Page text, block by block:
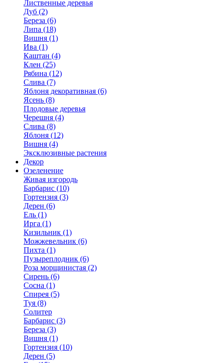
Лиственные деревья
Дуб (2)
Береза (6)
Липа (18)
Вишня (1)
Ива (1)
Каштан (4)
Клен (25)
Рябина (12)
Слива (7)
Яблоня декоративная (6)
Ясень (8)
Плодовые деревья
Черешня (4)
Слива (8)
Яблоня (12)
Вишня (4)
Эксклюзивные растения
Декор
Озеленение
Живая изгородь
Барбарис (10)
Гортензия (3)
Дерен (6)
Ель (1)
Ирга (1)
Кизильник (1)
Можжевельник (6)
Пихта (1)
Пузыреплодник (6)
Роза морщинистая (2)
Сирень (6)
Сосна (1)
Спирея (5)
Туя (8)
Солитер
Барбарис (3)
Береза (3)
Вишня (1)
Гортензия (10)
Дерен (5)